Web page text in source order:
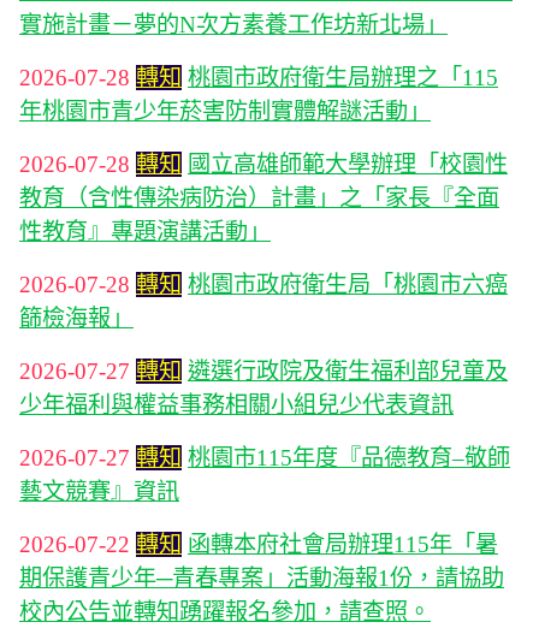
實施計畫－夢的N次方素養工作坊新北場」
2026-07-28 轉知 桃園市政府衛生局辦理之「115
年桃園市青少年菸害防制實體解謎活動」
2026-07-28 轉知 國立高雄師範大學辦理「校園性
教育（含性傳染病防治）計畫」之「家長『全面
性教育』專題演講活動」
2026-07-28 轉知 桃園市政府衛生局「桃園市六癌
篩檢海報」
2026-07-27 轉知 遴選行政院及衛生福利部兒童及
少年福利與權益事務相關小組兒少代表資訊
2026-07-27 轉知 桃園市115年度『品德教育–敬師
藝文競賽』資訊
2026-07-22 轉知 函轉本府社會局辦理115年「暑
期保護青少年─青春專案」活動海報1份，請協助
校內公告並轉知踴躍報名參加，請查照。